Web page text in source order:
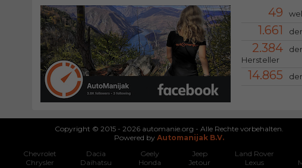
49
1.661
2.384
Hersteller
14.865
Copyright © 2015 - 2026 automanie.org - Alle Rechte vorbehalten.
Powered by Automanijak B.V.
Chevrolet
Chrysler
Dacia
Daihatsu
Geely
Honda
Jeep
Jetour
Land Rover
Lexus